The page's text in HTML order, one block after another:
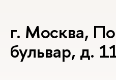
г. Москва,
бульвар, д.